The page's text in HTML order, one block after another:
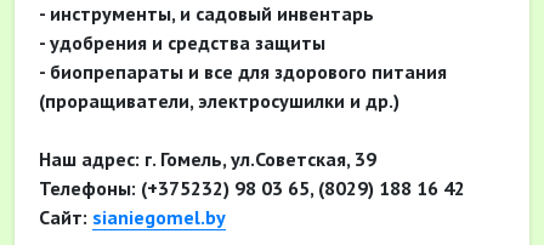
- инструменты, и садовый инвентарь
- удобрения и средства защиты
- биопрепараты и все для здорового питания
(проращиватели, электросушилки и др.)
Наш адрес: г. Гомель, ул.Советская, 39
Телефоны: (+375232) 98 03 65, (8029) 188 16 42
Сайт: sianiegomel.by